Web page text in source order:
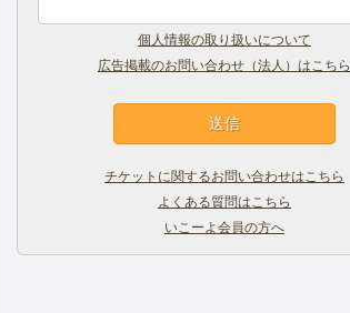
個人情報の取り扱いについて
広告掲載のお問い合わせ（法人）はこちら
チケットに関するお問い合わせはこちら
よくある質問はこちら
いこーよ会員の方へ